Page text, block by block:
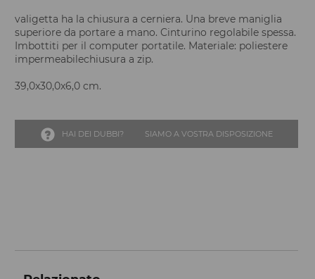
valigetta ha la chiusura a cerniera. Una breve maniglia
superiore da portare a mano. Cinturino regolabile spessa.
Imbottiti per il computer portatile. Materiale: poliestere
impermeabilechiusura a zip.
39,0x30,0x6,0 cm.
HAI DEI DUBBI? SIAMO A VOSTRA DISPOSIZIONE